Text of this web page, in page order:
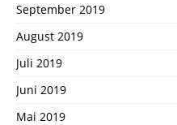
September 2019
August 2019
Juli 2019
Juni 2019
Mai 2019